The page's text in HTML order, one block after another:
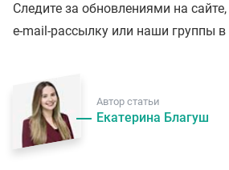
Следите за обновлениями на
e-mail-рассылку или наши группы в
Автор статьи
Екатерина Благуш